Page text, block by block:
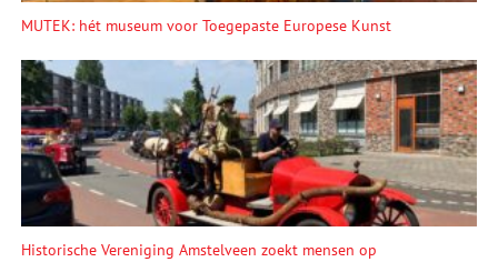
MUTEK: hét museum voor Toegepaste Europese Kunst
Historische Vereniging Amstelveen zoekt mensen op